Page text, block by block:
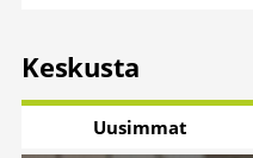
Keskusta
Uusimmat